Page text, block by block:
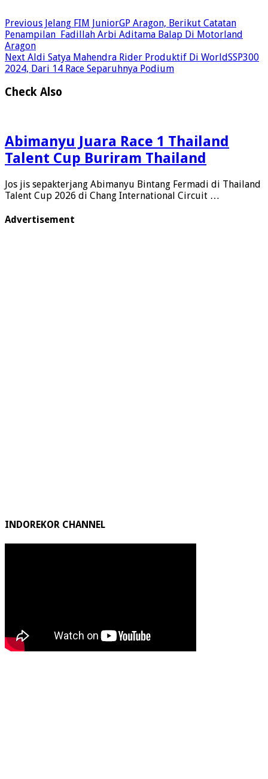
Previous Jelang FIM JuniorGP Aragon, Berikut Catatan
Penampilan Fadillah Arbi Aditama Balap Di Motorland
Aragon
Next Aldi Satya Mahendra Rider Produktif Di WorldSSP300
2024, Dari 14 Race Separuhnya Podium
Check Also
Abimanyu Juara Race 1 Thailand
Talent Cup Buriram Thailand
Jos jis sepakterjang Abimanyu Bintang Fermadi di Thailand
Talent Cup 2026 di Chang International Circuit …
Advertisement
INDOREKOR CHANNEL